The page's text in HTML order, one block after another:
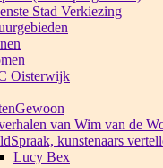
Stad Verkiezing
Oisterwijk
van Wim van de
kunstenaars
Lucy Bex